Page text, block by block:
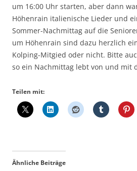
um 16:00 Uhr starten, aber dann
Höhenrain italienische Lieder und
Sommer-Nachmittag auf die
um Höhenrain sind dazu herzlich
Kolping-Mitgied oder nicht. Bitte
so ein Nachmittag lebt von und mit
Teilen mit:
Ähnliche Beiträge